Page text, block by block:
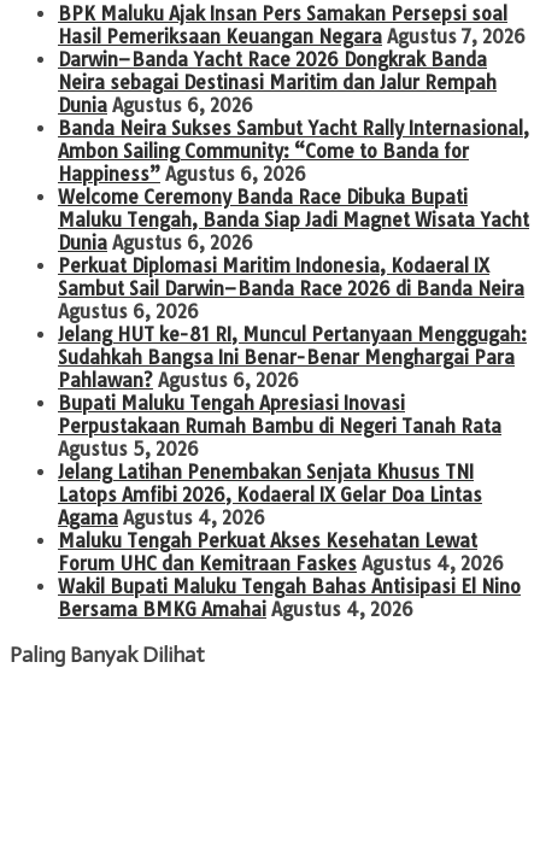
BPK Maluku Ajak Insan Pers Samakan Persepsi soal
Hasil Pemeriksaan Keuangan Negara Agustus 7, 2026
Darwin–Banda Yacht Race 2026 Dongkrak Banda
Neira sebagai Destinasi Maritim dan Jalur Rempah
Dunia Agustus 6, 2026
Banda Neira Sukses Sambut Yacht Rally Internasional,
Ambon Sailing Community: “Come to Banda for
Happiness” Agustus 6, 2026
Welcome Ceremony Banda Race Dibuka Bupati
Maluku Tengah, Banda Siap Jadi Magnet Wisata Yacht
Dunia Agustus 6, 2026
Perkuat Diplomasi Maritim Indonesia, Kodaeral IX
Sambut Sail Darwin–Banda Race 2026 di Banda Neira
Agustus 6, 2026
Jelang HUT ke-81 RI, Muncul Pertanyaan Menggugah:
Sudahkah Bangsa Ini Benar-Benar Menghargai Para
Pahlawan? Agustus 6, 2026
Bupati Maluku Tengah Apresiasi Inovasi
Perpustakaan Rumah Bambu di Negeri Tanah Rata
Agustus 5, 2026
Jelang Latihan Penembakan Senjata Khusus TNI
Latops Amfibi 2026, Kodaeral IX Gelar Doa Lintas
Agama Agustus 4, 2026
Maluku Tengah Perkuat Akses Kesehatan Lewat
Forum UHC dan Kemitraan Faskes Agustus 4, 2026
Wakil Bupati Maluku Tengah Bahas Antisipasi El Nino
Bersama BMKG Amahai Agustus 4, 2026
Paling Banyak Dilihat